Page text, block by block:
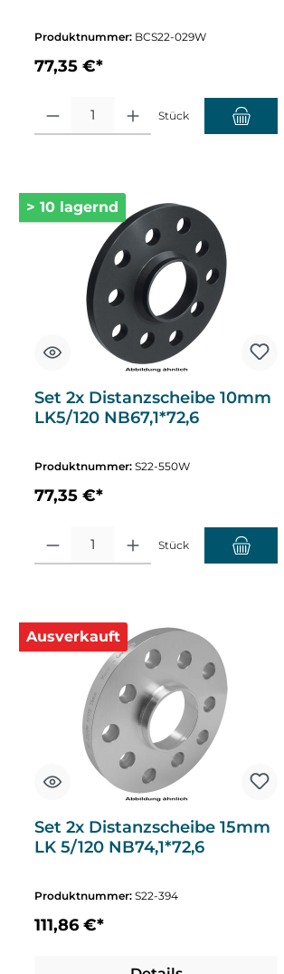
Produktnummer: BCS22-029W
77,35 €*
Produkt Anzahl: Gib den gewünschten Wert
Stück
> 10 lagernd
Set 2x Distanzscheibe 10mm
LK5/120 NB67,1*72,6
Produktnummer: S22-550W
77,35 €*
Produkt Anzahl: Gib den gewünschten Wert
Stück
Ausverkauft
Set 2x Distanzscheibe 15mm
LK 5/120 NB74,1*72,6
Produktnummer: S22-394
111,86 €*